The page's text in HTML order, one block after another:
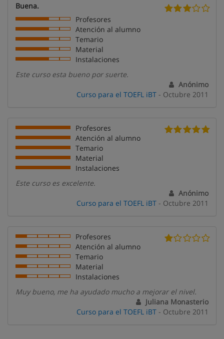
Buena.
Profesores
Atención al alumno
Temario
Material
Instalaciones
Este curso esta bueno por suerte.
Anónimo
Curso para el TOEFL iBT - Octubre 2011
Profesores
Atención al alumno
Temario
Material
Instalaciones
Este curso es excelente.
Anónimo
Curso para el TOEFL iBT - Octubre 2011
Profesores
Atención al alumno
Temario
Material
Instalaciones
Muy bueno, me ha ayudado mucho a mejorar el nivel.
Juliana Monasterio
Curso para el TOEFL iBT - Octubre 2011